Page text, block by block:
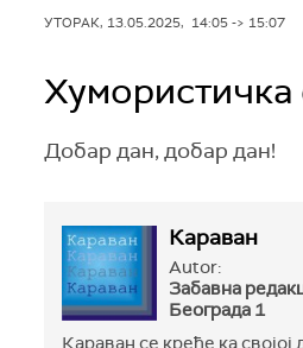
УТОРАК, 13.05.2025, 14:05 -> 15:07
Хумористичка
Добар дан, добар дан!
Караван
Autor:
Забавна
Бeограда 1
Караван се креће ка својој